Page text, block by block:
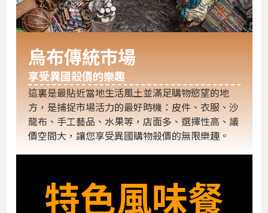
烏布傳統市場
享受異國殺價的樂趣
這裏是最貼近當地生活風土並滿足購物慾望的地
方，是捕捉市場活力的最好時機：皮件、衣服、沙
龍布、手工藝品、水果等，店面多、選擇性高、議
價空間大，讓您享受異國購物殺價的無限樂趣。
特色風味餐